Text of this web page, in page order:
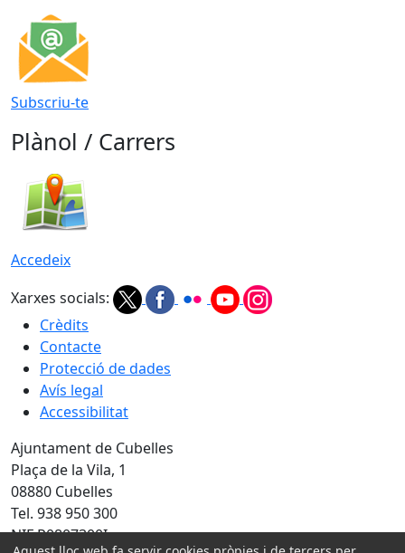
Subscriu-te
Plànol / Carrers
Accedeix
Xarxes socials:
Crèdits
Contacte
Protecció de dades
Avís legal
Accessibilitat
Ajuntament de Cubelles
Plaça de la Vila, 1
08880 Cubelles
Tel. 938 950 300
NIF P0807300I